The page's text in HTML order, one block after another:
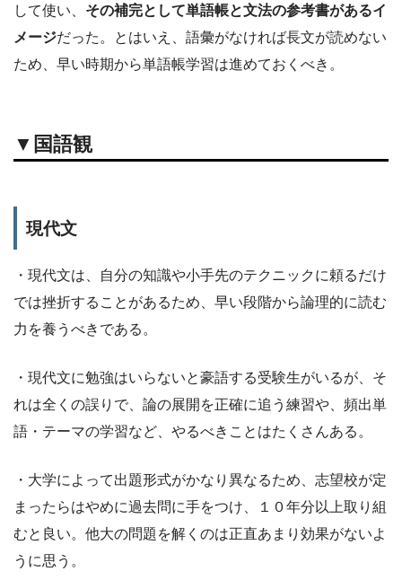
して使い、 その補完として単語帳と文法の参考書があるイ
メージだった。とはいえ、語彙がなければ長文が読めない
ため、早い時期から単語帳学習は進めておくべき。
▼国語観
現代文
・現代文は、自分の知識や小手先のテクニックに頼るだけ
では挫折することがあるため、早い段階から論理的に読む
力を養うべきである。
・現代文に勉強はいらないと豪語する受験生がいるが、そ
れは全くの誤りで、論の展開を正確に追う練習や、頻出単
語・テーマの学習など、やるべきことはたくさんある。
・大学によって出題形式がかなり異なるため、志望校が定
まったらはやめに過去問に手をつけ、１０年分以上取り組
むと良い。他大の問題を解くのは正直あまり効果がないよ
うに思う。